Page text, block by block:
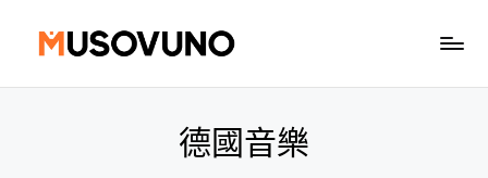
德國音樂